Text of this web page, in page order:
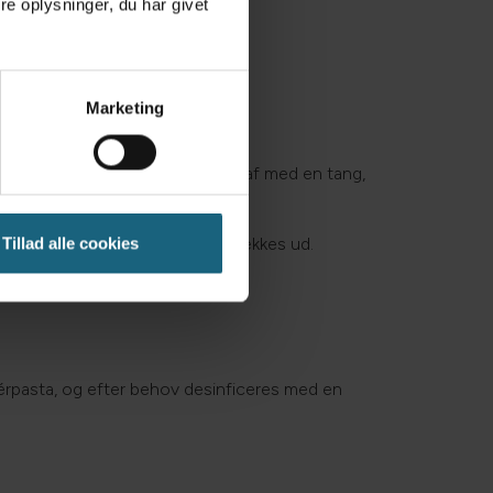
oplysninger, du har givet
Marketing
Tillad alle cookies
stykker tandsten knækkes af med en tang,
Eventuelle løse tænder trækkes ud.
og efter behov desinficeres med en